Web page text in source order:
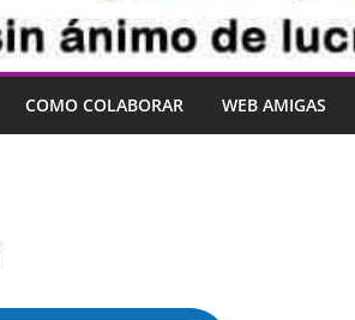
COMO COLABORAR WEB AMIGAS